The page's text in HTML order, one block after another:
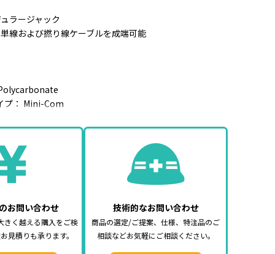
ラージャック
線および撚り線ケーブルを成端可能
プ： Mini-Com
ル数： 1
カテゴリ6 UTP
方式
／T568B
1（別売）
お問い合わせ
きく越える購入をご検
見積りも承ります。
技術的なお問い合わせ
商品の選定/ご提案、仕様、特注品のご
相談などお気軽にご相談ください。